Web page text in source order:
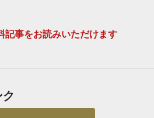
事をお読みいただけます